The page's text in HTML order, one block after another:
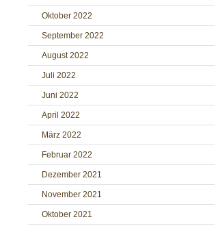
Oktober 2022
September 2022
August 2022
Juli 2022
Juni 2022
April 2022
März 2022
Februar 2022
Dezember 2021
November 2021
Oktober 2021